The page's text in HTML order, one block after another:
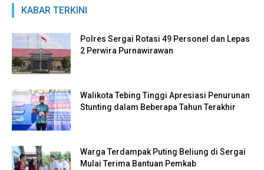
KABAR TERKINI
Polres Sergai Rotasi 49 Personel dan Lepas
2 Perwira Purnawirawan
Walikota Tebing Tinggi Apresiasi Penurunan
Stunting dalam Beberapa Tahun Terakhir
Warga Terdampak Puting Beliung di Sergai
Mulai Terima Bantuan Pemkab